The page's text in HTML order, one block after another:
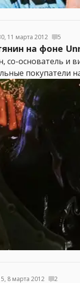
11 марта 2012 5
на фоне
со-основатель и
покупатели
8 марта 2012 2